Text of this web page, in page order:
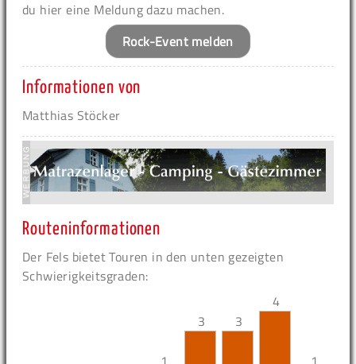
du hier eine Meldung dazu machen.
Rock-Event melden
Informationen von
Matthias Stöcker
Routeninformationen
Der Fels bietet Touren in den unten gezeigten
Schwierigkeitsgraden:
3 3
4